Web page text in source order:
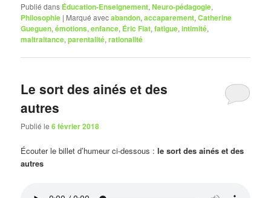
Publié dans Éducation-Enseignement,Neuro-pédagogie,
Philosophie | Marqué avecabandon,accaparement,Catherine
Gueguen,émotions,enfance, Éric Fiat,fatigue,intimité,
maltraitance,parentalité,rationalité
Le sort des ainés et des
autres
Publié le6 février 2018
Écouter le billet d’humeur ci-dessous : le sort des ainés et des
autres